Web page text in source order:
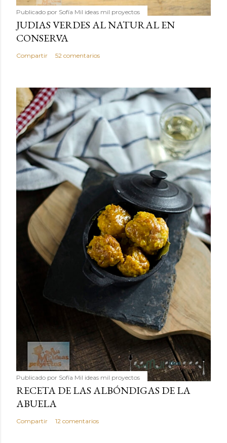
Publicado por Sofía Mil ideas mil proyectos
JUDIAS VERDES AL NATURAL EN
CONSERVA
Compartir 52 comentarios
Publicado por Sofía Mil ideas mil proyectos
RECETA DE LAS ALBÓNDIGAS DE LA
ABUELA
Compartir 12 comentarios